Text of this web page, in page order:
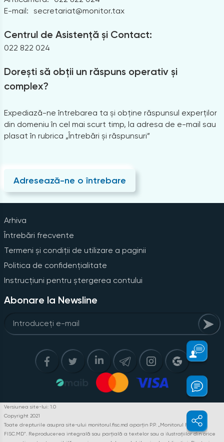
E-mail: secretariat@monitor.tax
Centrul de Asistență și Contact:
022 822 024
Dorești să obții un răspuns operativ și
complex?
Expediază-ne întrebarea ta și obține răspunsul experților
din domeniu în cel mai scurt timp, la adresa de e-mail sau
plasat în rubrica „Întrebări și răspunsuri”
Adresează-ne o întrebare
Arhiva
Întrebări frecvente
Termeni și condiții de utilizare a paginii
Politica de confidențialitate
Instrucțiuni pentru ștergerea contului
Abonare la Newsline
Versiunea site-lui: 1.0
Copyright 2021
Toate drepturile asupra site-ului monitorul.fisc.md aparțin P.P. „Monitorul Fiscal
FISC.MD”. Reproducerea integrală sau parțială a textelor sau a ilustrațiilor din orice